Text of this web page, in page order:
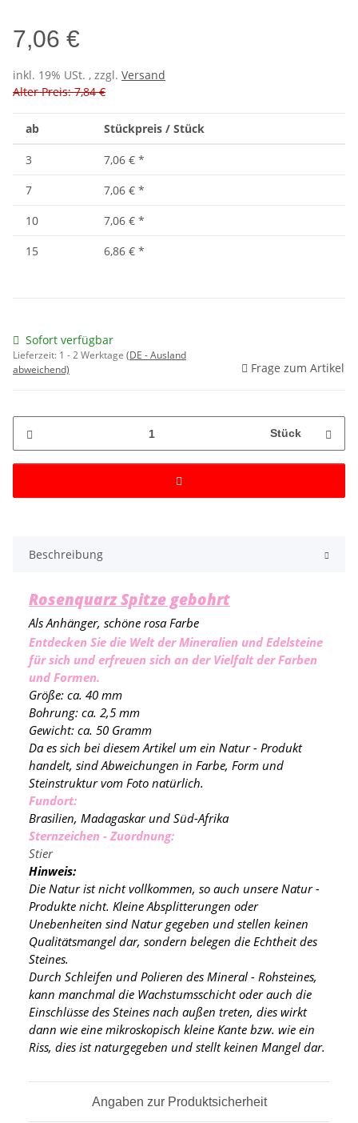
7,06 €
inkl. 19% USt. , zzgl. Versand
Alter Preis: 7,84 €
ab Stückpreis / Stück
3 7,06 € *
7
7,06 € *
10
7,06 € *
15
6,86 € *
Sofort verfügbar
Lieferzeit: 1 - 2 Werktage (DE - Ausland
abweichend)
Frage zum Artikel
Stück
Beschreibung
Rosenquarz Spitze gebohrt
Als Anhänger, schöne rosa Farbe
Entdecken Sie die Welt der Mineralien und Edelsteine
für sich und erfreuen sich an der Vielfalt der Farben
und Formen.
Größe: ca. 40 mm
Bohrung: ca. 2,5 mm
Gewicht: ca. 50 Gramm
Da es sich bei diesem Artikel um ein Natur - Produkt
handelt, sind Abweichungen in Farbe, Form und
Steinstruktur vom Foto natürlich.
Fundort:
Brasilien, Madagaskar und Süd-Afrika
Sternzeichen - Zuordnung:
Stier
Hinweis:
Die Natur ist nicht vollkommen, so auch unsere Natur -
Produkte nicht. Kleine Absplitterungen oder
Unebenheiten sind Natur gegeben und stellen keinen
Qualitätsmangel dar, sondern belegen die Echtheit des
Steines.
Durch Schleifen und Polieren des Mineral - Rohsteines,
kann manchmal die Wachstumsschicht oder auch die
Einschlüsse des Steines nach außen treten, dies wirkt
dann wie eine mikroskopisch kleine Kante bzw. wie ein
Riss, dies ist naturgegeben und stellt keinen Mangel dar.
Angaben zur Produktsicherheit